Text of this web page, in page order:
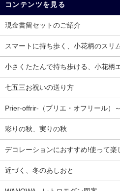
コンテンツを見る
現金書留セットのご紹介
スマートに持ち歩く、小花柄のスリ
小さくたたんで持ち歩ける、小花柄
七五三お祝いの送り方
Prier-offrir-（プリエ・オフリール）
彩りの秋、実りの秋
デコレーションにおすすめ!使って楽
近づく、冬のあしおと